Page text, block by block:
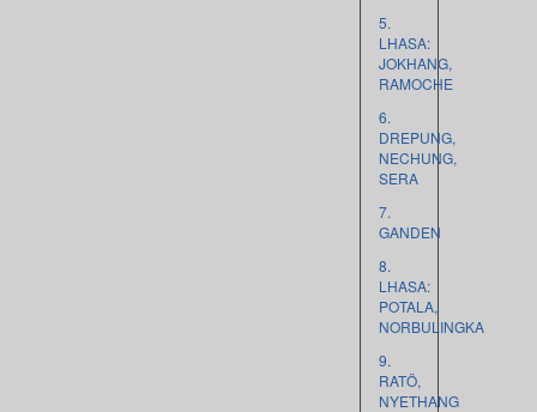
5.
LHASA:
JOKHANG,
RAMOCHE
6.
DREPUNG,
NECHUNG,
SERA
7.
GANDEN
8.
LHASA:
POTALA,
NORBULINGKA
9.
RATÖ,
NYETHANG